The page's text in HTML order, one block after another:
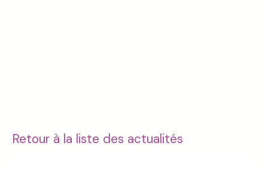
Retour à la liste des actualités